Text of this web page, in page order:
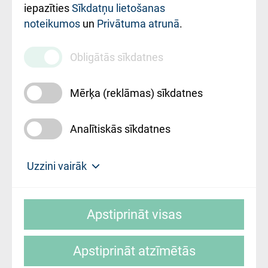
iestādes kods
010000234
Maksas
pakalpojumu
cenrādis
Mājas lapas izstrāde:
iepazītiesSīkdatņu lietošanas
noteikumos un Privātuma atrunā.
Obligātās sīkdatnes
Mērķa (reklāmas) sīkdatnes
Analītiskās sīkdatnes
Uzzini vairāk
slimnīca, turpmāk – Pārzinis, sīkdatņu
sīkdatņu izmantošanas nosacījumiem.
Apstiprināt visas
Apstiprināt atzīmētās